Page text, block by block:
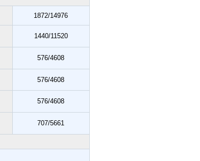
1872/14976
1440/11520
576/4608
576/4608
576/4608
707/5661